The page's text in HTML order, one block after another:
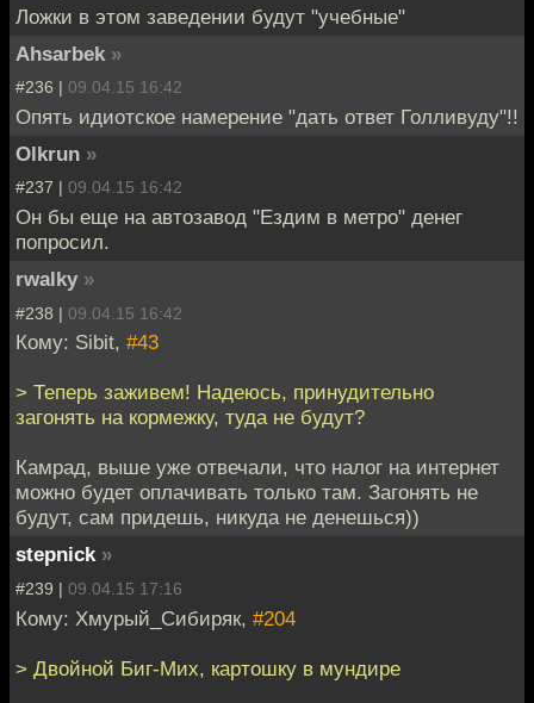
Ложки в этом заведении будут "учебные"
Ahsarbek »
#236 | 09.04.15 16:42
Опять идиотское намерение "дать ответ Голливуду"!!
Olkrun »
#237 | 09.04.15 16:42
Он бы еще на автозавод "Ездим в метро" денег
попросил.
rwalky »
#238 | 09.04.15 16:42
Кому: Sibit, #43
> Теперь заживем! Надеюсь, принудительно
загонять на кормежку, туда не будут?
Камрад, выше уже отвечали, что налог на интернет
можно будет оплачивать только там. Загонять не
будут, сам придешь, никуда не денешься))
stepnick »
#239 | 09.04.15 17:16
Кому: Хмурый_Сибиряк, #204
> Двойной Биг-Мих, картошку в мундире